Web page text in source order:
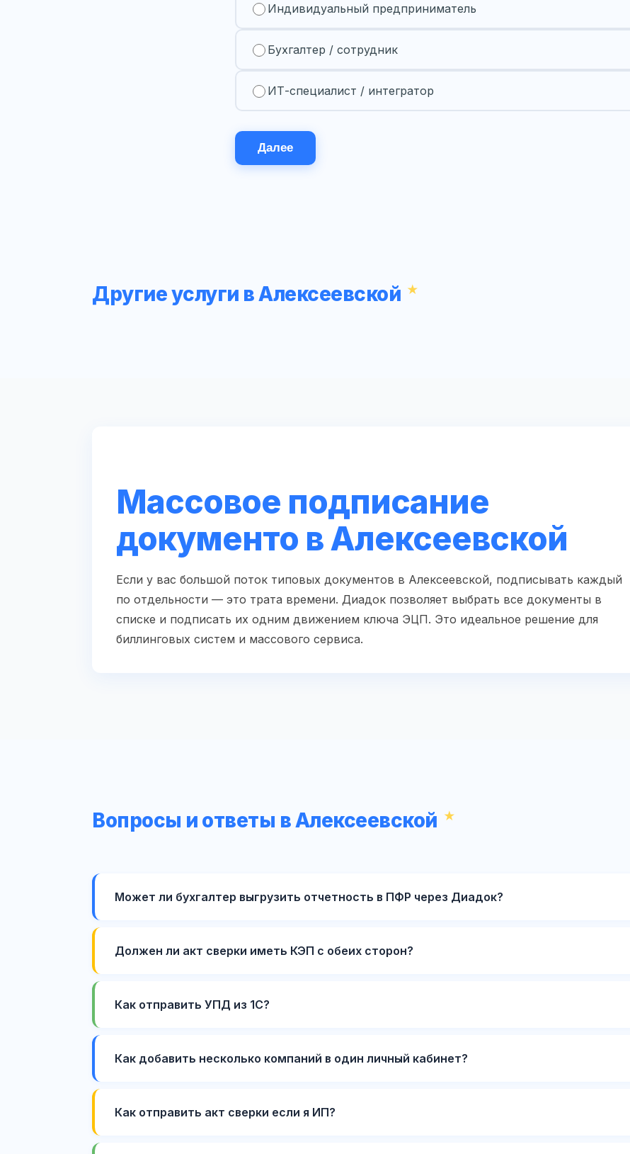
Индивидуальный предприниматель
Бухгалтер / сотрудник
ИТ-специалист / интегратор
Далее
Другие услуги в Алексеевской
Массовое подписание
документо в Алексеевской
Если у вас большой поток типовых документов в Алексеевской, подписывать каждый
по отдельности — это трата времени. Диадок позволяет выбрать все документы в
списке и подписать их одним движением ключа ЭЦП. Это идеальное решение для
биллинговых систем и массового сервиса.
Вопросы и ответы в Алексеевской
Может ли бухгалтер выгрузить отчетность в ПФР через Диадок?
Должен ли акт сверки иметь КЭП с обеих сторон?
Как отправить УПД из 1С?
Как добавить несколько компаний в один личный кабинет?
Как отправить акт сверки если я ИП?